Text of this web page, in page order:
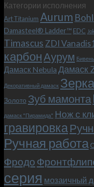
Категории исполнения
Art Titanium Aurum
Damasteel® Ladder™ EDC
Timascus ZDI
карбонАурум
Дамаск Nebula Дамаск
Декоративный дамаск
Золото Зуб мамонта
дамаск "Пирамида" Нож с
гравировка
Ручная работа
Фродо
серия мозаичный